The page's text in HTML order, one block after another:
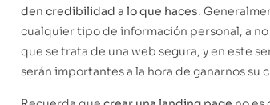
den credibilidad a lo que haces.
cualquier tipo de información personal, a
que se trata de una web segura, y en este
serán importantes a la hora de ganarnos su